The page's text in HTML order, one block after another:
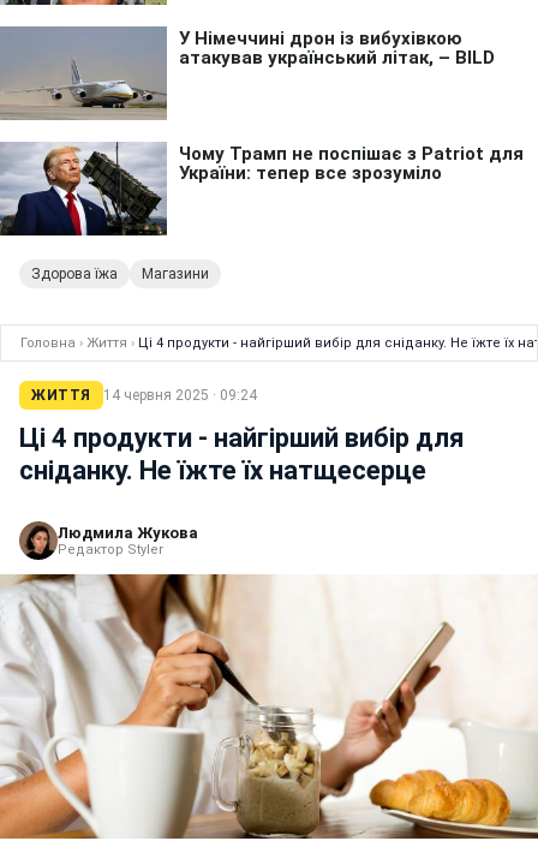
Здорова їжа Магазини
Головна › Життя › Ці 4 продукти - найгірший вибір для сніданку. Не їжте їх
ЖИТТЯ 14 червня 2025 · 09:24
Ці 4 продукти - найгірший вибір для
сніданку. Не їжте їх натщесерце
Людмила Жукова
Редактор Styler